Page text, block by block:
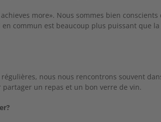
more». Nous sommes bien
commun est beaucoup plus puissant que la
nous nous rencontrons souvent
un repas et un bon verre de vin.